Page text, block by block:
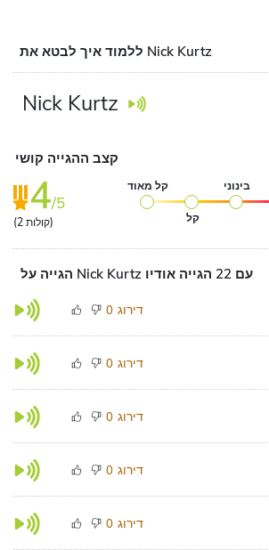
ללמוד איך לבטא את Nick Kurtz
Nick Kurtz
קצב ההגייה קושי
4/5
(2 קולות)
קל מאוד
קל
בינוני
הגייה על Nick Kurtz עם 22 הגייה אודיו
0 דירוג
0 דירוג
0 דירוג
0 דירוג
0 דירוג